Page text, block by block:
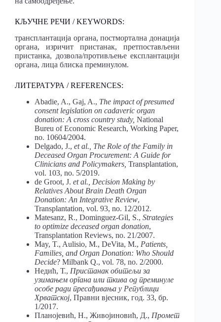
КЉУЧНЕ РЕЧИ / KEYWORDS:
трансплантација органа, постмортална донација
органа, изричит пристанак, претпостављени
пристанка, дозвола/противљење експлантацији
органа, лица блиска преминулом.
ЛИТЕРАТУРА / REFERENCES:
Abadie, A., Gaj, A., The impact of presumed
consent legislation on cadaveric organ
donation: A cross country study, National
Bureu of Economic Rеsearch, Working Paper,
no. 10604/2004.
Delgado, J., et al., The Role of the Family in
Deceased Organ Procurement: A Guide for
Clinicians and Policymakers, Transplantation,
vol. 103, no. 5/2019.
de Groot, J. et al., Decision Making by
Relatives About Brain Death Organ
Donation: An Integrative Review,
Transplantation, vol. 93, no. 12/2012.
Matesanz, R., Dominguez-Gil, S., Strategies
to optimize deceased organ donation,
Transplantation Reviews, no. 21/2007.
May, T., Aulisio, M., DeVita, M., Patients,
Families, and Organ Donation: Who Should
Decide? Milbank Q., vol. 78, no. 2/2000.
Недић, Т., Пристанак обитељи за
узимањем органа или ткива од преминуле
особе ради пресађивања у Републици
Хрватској, Правни вјесник, год. 33, бр.
1/2017.
Планојевић, Н., Живојиновић, Д., Промет